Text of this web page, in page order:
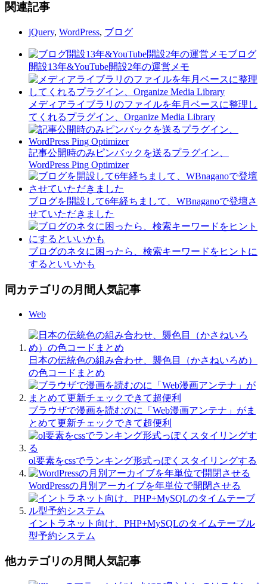
関連記事
jQuery, WordPress, ブログ
ブログ
開設13年&YouTube開設2年の運営メモ
メディアライブラリのファイルを年月ベースに整理し
てくれるプラグイン、Organize Media Library
記事公開時のみピンバックを送るプラグイン、
WordPress Ping Optimizer
ブログを開設して6年経ちまして、WBnaganoで登壇さ
せていただきました
ブログのネタに困ったら、検索キーワードをヒントに
するといいかも
同カテゴリの月間人気記事
Web
日本の伝統色の組み合わせ、襲色目（かさねいろめ）
の色コードまとめ
ブラウザで漫画を読むのに「Web漫画アンテナ」がま
とめて更新チェックできて超便利
ol要素をcssでランキング形式っぽくスタイリングする
WordPressの月別アーカイブを年単位で開閉させる
イントラネット向け、PHP+MySQLのタイムテーブル
型予約システム
他カテゴリの月間人気記事